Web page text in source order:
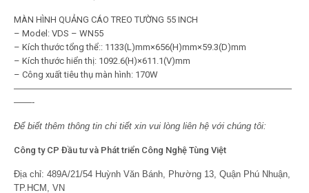
MÀN HÌNH QUẢNG CÁO TREO TƯỜNG 55 INCH
– Model: VDS – WN55
– Kích thước tổng thể:: 1133(L)mm×656(H)mm×59.3(D)mm
– Kích thước hiển thị: 1092.6(H)×611.1(V)mm
– Công xuất tiêu thụ màn hình: 170W
———————————————————————————————
——-
Để biết thêm thông tin chi tiết xin vui lòng liên hệ với chúng tôi:
Công ty CP Đầu tư và Phát triển Công Nghệ Tùng Việt
Địa chỉ: 489A/21/54 Huỳnh Văn Bánh, Phường 13, Quận Phú Nhuận,
TP.HCM, VN